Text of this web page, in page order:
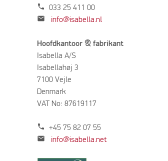
phone 033 25 411 00
mail info@isabella.nl
Hoofdkantoor & fabrikant
Isabella A/S
Isabellahøj 3
7100 Vejle
Denmark
VAT No: 87619117
phone +45 75 82 07 55
mail info@isabella.net